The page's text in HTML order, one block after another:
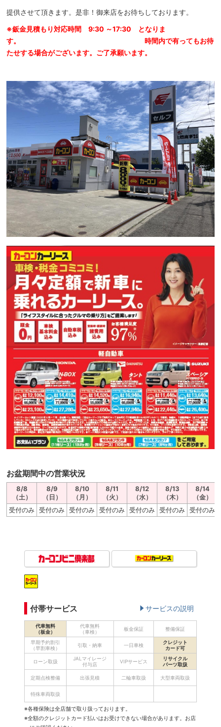
提供させて頂きます。是非！御来店をお待ちしております。
※鈑金見積もり対応時間 9:30 ～17:30 となりま
す。 時間内で有ってもお待
たせする場合がございます。ご了承願います。
お盆期間中の営業状況
8/8
（土）
8/9
（日）
8/10
（月）
8/11
（火）
8/12
（水）
8/13
（木）
8/14
（金）
受付のみ 受付のみ 受付のみ 受付のみ 受付のみ 受付のみ 受付のみ
付帯サービス サービスの説明
代車無料
（板金）
代車無料
（車検）
板金保証 整備保証
早期予約割引
（早割車検）
引取・納車 一日車検
クレジット
カード可
ローン取扱
JALマイレージ
付与店
VIPサービス
リサイクル
パーツ取扱
定期点検整備 出張見積 二輪車取扱 大型車両取扱
特殊車両取扱
※各種保険は全店舗で取り扱っております。
※全額のクレジットカード払いはお受けできない場合があります。お店